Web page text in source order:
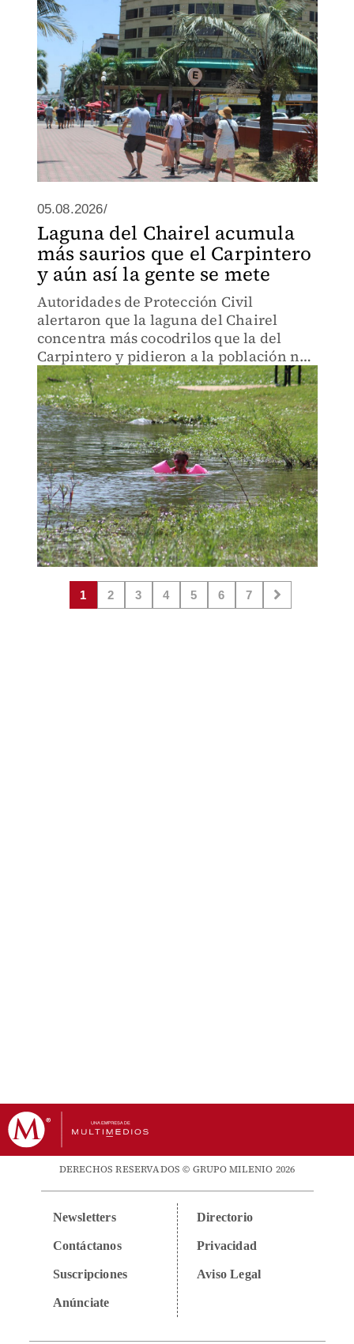
05.08.2026/
Laguna del Chairel acumula
más saurios que el Carpintero
y aún así la gente se mete
Autoridades de Protección Civil
alertaron que la laguna del Chairel
concentra más cocodrilos que la del
Carpintero y pidieron a la población no
ingresar a nadar. Bomberos realizan
rondines diarios para prevenir
incidentes.
1 2 3 4 5 6 7
DERECHOS RESERVADOS © GRUPO MILENIO 2026
Newsletters
Contáctanos
Suscripciones
Anúnciate
Directorio
Privacidad
Aviso Legal